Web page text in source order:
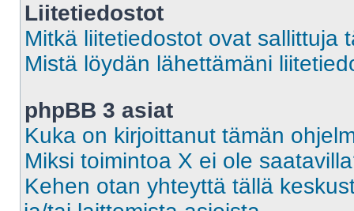
Liitetiedostot
Mitkä liitetiedostot ovat sallittuja
Mistä löydän lähettämäni
phpBB 3 asiat
Kuka on kirjoittanut tämän
Miksi toimintoa X ei ole
Kehen otan yhteyttä tällä